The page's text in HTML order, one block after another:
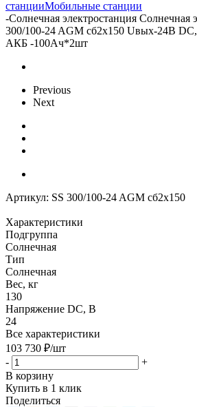
станцииМобильные станции
-Солнечная электростанция Солнечная
300/100-24 AGM сб2x150 Uвых-24В DC,
АКБ -100Aч*2шт
Previous
Next
Артикул: SS 300/100-24 AGM сб2x150
Характеристики
Подгруппа
Солнечная
Тип
Солнечная
Вес, кг
130
Напряжение DC, В
24
Все характеристики
103 730 ₽/шт
-
+
В корзину
Купить в 1 клик
Поделиться